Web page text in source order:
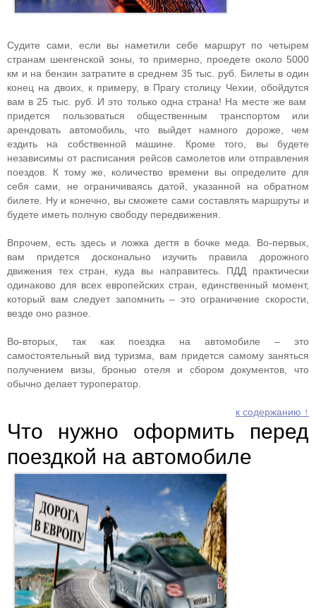
Судите сами, если вы наметили себе маршрут по четырем
странам шенгенской зоны, то примерно, проедете около 5000
км и на бензин затратите в среднем 35 тыс. руб. Билеты в один
конец на двоих, к примеру, в Прагу столицу Чехии, обойдутся
вам в 25 тыс. руб. И это только одна страна! На месте же вам
придется пользоваться общественным транспортом или
арендовать автомобиль, что выйдет намного дороже, чем
ездить на собственной машине. Кроме того, вы будете
независимы от расписания рейсов самолетов или отправления
поездов. К тому же, количество времени вы определите для
себя сами, не ограничиваясь датой, указанной на обратном
билете. Ну и конечно, вы сможете сами составлять маршруты и
будете иметь полную свободу передвижения.
Впрочем, есть здесь и ложка дегтя в бочке меда. Во-первых,
вам придется досконально изучить правила дорожного
движения тех стран, куда вы направитесь. ПДД практически
одинаково для всех европейских стран, единственный момент,
который вам следует запомнить – это ограничение скорости,
везде оно разное.
Во-вторых, так как поездка на автомобиле – это
самостоятельный вид туризма, вам придется самому заняться
получением визы, бронью отеля и сбором документов, что
обычно делает туроператор.
к содержанию ↑
Что нужно оформить перед
поездкой на автомобиле